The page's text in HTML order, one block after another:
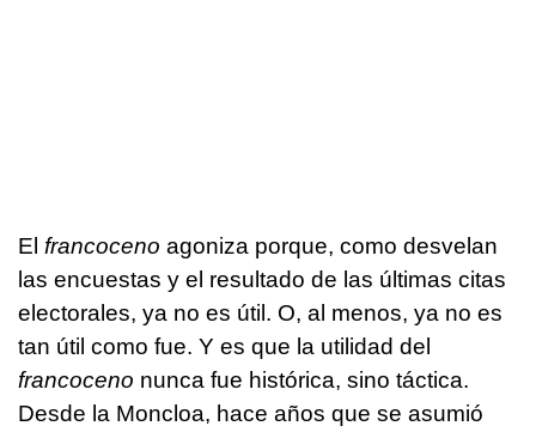
El francoceno agoniza porque, como desvelan
las encuestas y el resultado de las últimas citas
electorales, ya no es útil. O, al menos, ya no es
tan útil como fue. Y es que la utilidad del
francoceno nunca fue histórica, sino táctica.
Desde la Moncloa, hace años que se asumió